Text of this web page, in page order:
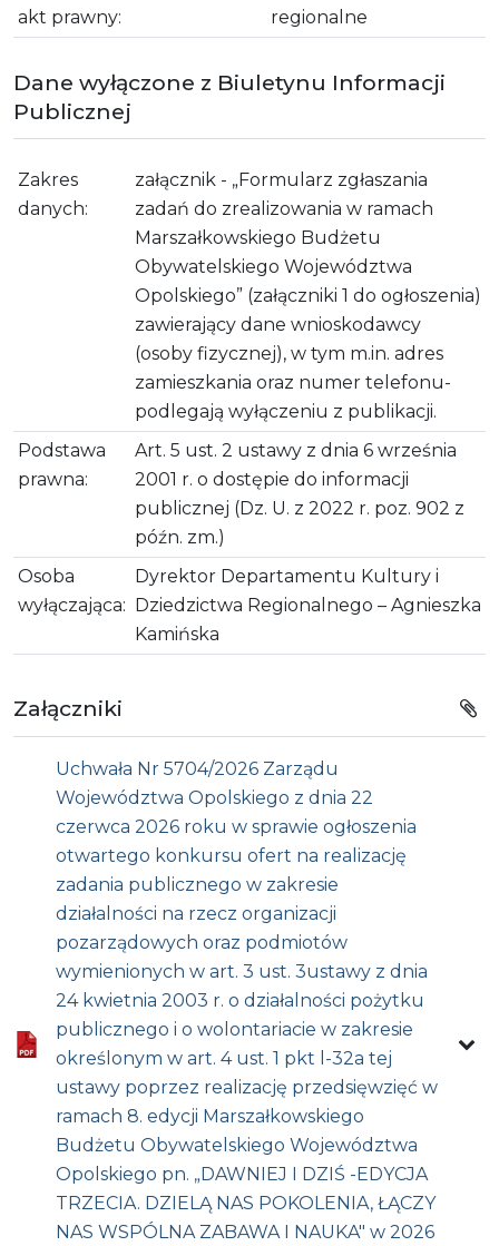
akt prawny:
regionalne
Dane wyłączone z Biuletynu Informacji
Publicznej
Zakres
danych:
załącznik - „Formularz zgłaszania
zadań do zrealizowania w ramach
Marszałkowskiego Budżetu
Obywatelskiego Województwa
Opolskiego” (załączniki 1 do ogłoszenia)
zawierający dane wnioskodawcy
(osoby fizycznej), w tym m.in. adres
zamieszkania oraz numer telefonu-
podlegają wyłączeniu z publikacji.
Podstawa
prawna:
Art. 5 ust. 2 ustawy z dnia 6 września
2001 r. o dostępie do informacji
publicznej (Dz. U. z 2022 r. poz. 902 z
późn. zm.)
Osoba
wyłączająca:
Dyrektor Departamentu Kultury i
Dziedzictwa Regionalnego – Agnieszka
Kamińska
Załączniki
Uchwała Nr 5704/2026 Zarządu
Województwa Opolskiego z dnia 22
czerwca 2026 roku w sprawie ogłoszenia
otwartego konkursu ofert na realizację
zadania publicznego w zakresie
działalności na rzecz organizacji
pozarządowych oraz podmiotów
wymienionych w art. 3 ust. 3ustawy z dnia
24 kwietnia 2003 r. o działalności pożytku
publicznego i o wolontariacie w zakresie
określonym w art. 4 ust. 1 pkt l-32a tej
ustawy poprzez realizację przedsięwzięć w
ramach 8. edycji Marszałkowskiego
Budżetu Obywatelskiego Województwa
Opolskiego pn. „DAWNIEJ I DZIŚ -EDYCJA
TRZECIA. DZIELĄ NAS POKOLENIA, ŁĄCZY
NAS WSPÓLNA ZABAWA I NAUKA" w 2026